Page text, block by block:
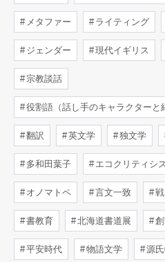
メタファー ライティング
ジェンダー 現代イギリス
宗教談話
役割語（話し手のキャラクターと
翻訳 英文学 独文学
多和田葉子 エコクリティシ
オノマトペ 言文一致 戦
書教育 北海道書道展 創
平安時代 物語文学 源氏